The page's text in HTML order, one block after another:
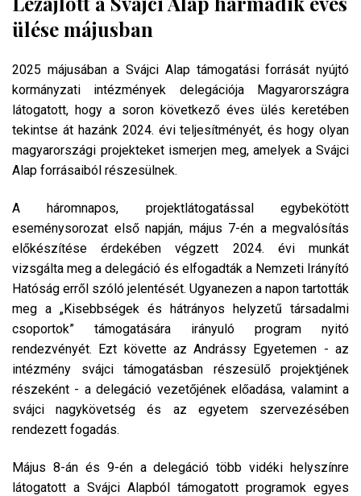
ülése májusban
2025 májusában a Svájci Alap támogatási forrását nyújtó
kormányzati intézmények delegációja Magyarországra
látogatott, hogy a soron következő éves ülés keretében
tekintse át hazánk 2024. évi teljesítményét, és hogy olyan
magyarországi projekteket ismerjen meg, amelyek a Svájci
Alap forrásaiból részesülnek.
A háromnapos, projektlátogatással egybekötött
eseménysorozat első napján, május 7-én a megvalósítás
előkészítése érdekében végzett 2024. évi munkát
vizsgálta meg a delegáció és elfogadták a Nemzeti Irányító
Hatóság erről szóló jelentését. Ugyanezen a napon tartották
meg a „Kisebbségek és hátrányos helyzetű társadalmi
csoportok” támogatására irányuló program nyitó
rendezvényét. Ezt követte az Andrássy Egyetemen - az
intézmény svájci támogatásban részesülő projektjének
részeként - a delegáció vezetőjének előadása, valamint a
svájci nagykövetség és az egyetem szervezésében
rendezett fogadás.
Május 8-án és 9-én a delegáció több vidéki helyszínre
látogatott a Svájci Alapból támogatott programok egyes